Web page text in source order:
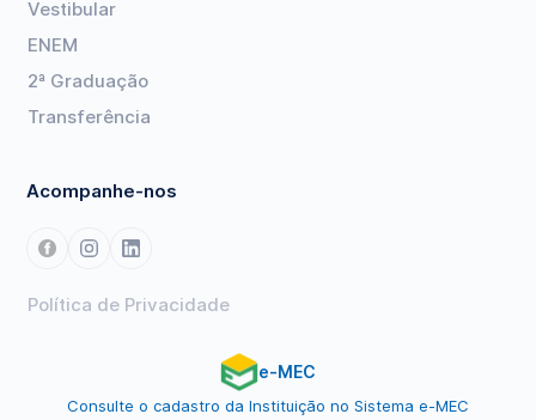
Vestibular
ENEM
2ª Graduação
Transferência
Acompanhe-nos
Política de Privacidade
e-MEC
Consulte o cadastro da Instituição no Sistema e-MEC